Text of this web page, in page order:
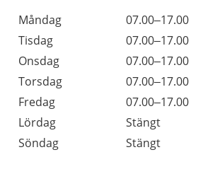
Måndag
07.00–17.00
Tisdag
07.00–17.00
Onsdag
07.00–17.00
Torsdag
07.00–17.00
Fredag
07.00–17.00
Lördag
Stängt
Söndag
Stängt